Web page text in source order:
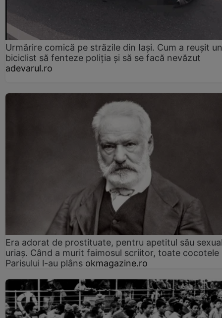
Urmărire comică pe străzile din Iași. Cum a reușit un
biciclist să fenteze poliția și să se facă nevăzut
adevarul.ro
Era adorat de prostituate, pentru apetitul său
uriaș. Când a murit faimosul scriitor, toate cocotele
Parisului l-au plâns okmagazine.ro